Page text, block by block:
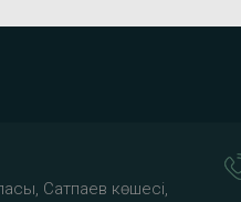
Сатпаев көшесі,